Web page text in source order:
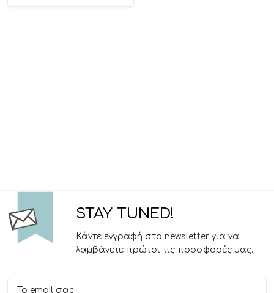
STAY TUNED!
Κάντε εγγραφή στο newsletter για να
λαμβάνετε πρώτοι τις προσφορές μας.